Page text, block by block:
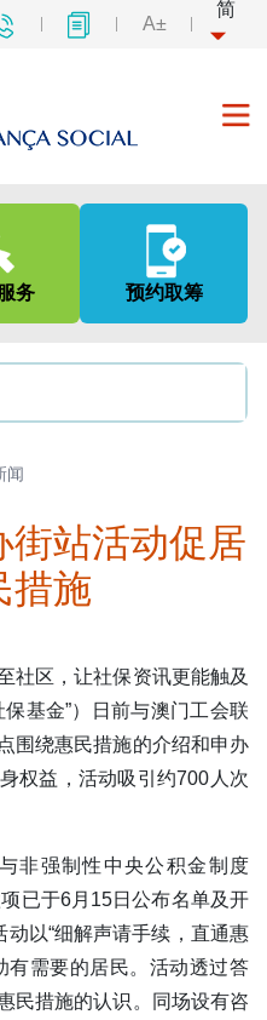
A±
简
区
务 预约取筹
闻
街站活动促居
措施
社区，让社保资讯更能触及
基金”）日前与澳门工会联
围绕惠民措施的介绍和申办
权益，活动吸引约700人次
非强制性中央公积金制度
已于6月15日公布名单及开
动以“细解声请手续，直通惠
有需要的居民。活动透过答
民措施的认识。同场设有咨